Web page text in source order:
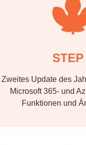
Zweites Update des
Microsoft 365- und
Funktionen und